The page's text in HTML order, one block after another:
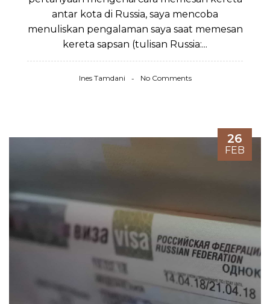
antar kota di Russia, saya mencoba
menuliskan pengalaman saya saat memesan
kereta sapsan (tulisan Russia:...
Ines Tamdani No Comments
26
FEB